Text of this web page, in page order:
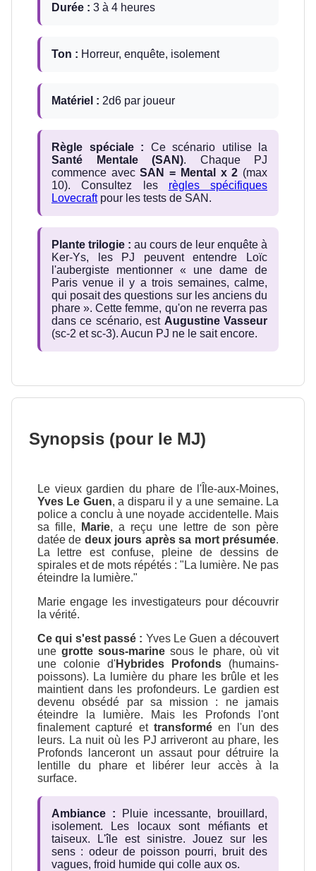
Durée : 3 à 4 heures
Ton : Horreur, enquête, isolement
Matériel : 2d6 par joueur
Règle spéciale : Ce scénario utilise la
Santé Mentale (SAN). Chaque PJ
commence avecSAN = Mental x 2 (max
10). Consultez les règles spécifiques
Lovecraftpour les tests de SAN.
Plante trilogie : au cours de leur enquête à
Ker-Ys, les PJ peuvent entendre Loïc
l'aubergiste mentionner « une dame de
Paris venue il y a trois semaines, calme,
qui posait des questions sur les anciens du
phare ». Cette femme, qu'on ne reverra pas
dans ce scénario, est Augustine Vasseur
(sc-2 et sc-3). Aucun PJ ne le sait encore.
Synopsis (pour le MJ)
Le vieux gardien du phare de l'Île-aux-Moines,
Yves Le Guen, a disparu il y a une semaine. La
police a conclu à une noyade accidentelle. Mais
sa fille,
Marie, a reçu une lettre de son père
datée de deux jours après sa mort présumée.
La lettre est confuse, pleine de dessins de
spirales et de mots répétés : "La lumière. Ne pas
éteindre la lumière."
Marie engage les investigateurs pour découvrir
la vérité.
Ce qui s'est passé : Yves Le Guen a découvert
une grotte sous-marine sous le phare, où vit
une colonie d'Hybrides Profonds (humains-
poissons). La lumière du phare les brûle et les
maintient dans les profondeurs. Le gardien est
devenu obsédé par sa mission : ne jamais
éteindre la lumière. Mais les Profonds l'ont
finalement capturé et transformé en l'un des
leurs. La nuit où les PJ arriveront au phare, les
Profonds lanceront un assaut pour détruire la
lentille du phare et libérer leur accès à la
surface.
Ambiance : Pluie incessante, brouillard,
isolement. Les locaux sont méfiants et
taiseux. L'île est sinistre. Jouez sur les
sens : odeur de poisson pourri, bruit des
vagues, froid humide qui colle aux os.